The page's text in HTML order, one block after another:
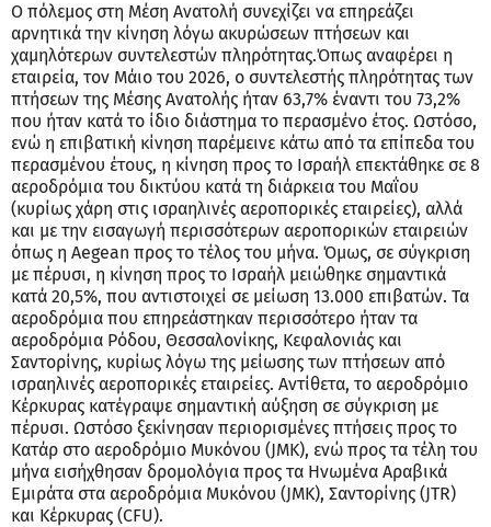
Ο πόλεμος στη Μέση Ανατολή συνεχίζει να επηρεάζει
αρνητικά την κίνηση λόγω ακυρώσεων πτήσεων και
χαμηλότερων συντελεστών πληρότητας.Όπως αναφέρει η
εταιρεία, τον Μάιο του 2026, ο συντελεστής πληρότητας των
πτήσεων της Μέσης Ανατολής ήταν 63,7% έναντι του 73,2%
που ήταν κατά το ίδιο διάστημα το περασμένο έτος. Ωστόσο,
ενώ η επιβατική κίνηση παρέμεινε κάτω από τα επίπεδα του
περασμένου έτους, η κίνηση προς το Ισραήλ επεκτάθηκε σε 8
αεροδρόμια του δικτύου κατά τη διάρκεια του Μαΐου
(κυρίως χάρη στις ισραηλινές αεροπορικές εταιρείες), αλλά
και με την εισαγωγή περισσότερων αεροπορικών εταιρειών
όπως η Aegean προς το τέλος του μήνα. Όμως, σε σύγκριση
με πέρυσι, η κίνηση προς το Ισραήλ μειώθηκε σημαντικά
κατά 20,5%, που αντιστοιχεί σε μείωση 13.000 επιβατών. Τα
αεροδρόμια που επηρεάστηκαν περισσότερο ήταν τα
αεροδρόμια Ρόδου, Θεσσαλονίκης, Κεφαλονιάς και
Σαντορίνης, κυρίως λόγω της μείωσης των πτήσεων από
ισραηλινές αεροπορικές εταιρείες. Αντίθετα, το αεροδρόμιο
Κέρκυρας κατέγραψε σημαντική αύξηση σε σύγκριση με
πέρυσι. Ωστόσο ξεκίνησαν περιορισμένες πτήσεις προς το
Κατάρ στο αεροδρόμιο Μυκόνου (JMK), ενώ προς τα τέλη του
μήνα εισήχθησαν δρομολόγια προς τα Ηνωμένα Αραβικά
Εμιράτα στα αεροδρόμια Μυκόνου (JMK), Σαντορίνης (JTR)
και Κέρκυρας (CFU).